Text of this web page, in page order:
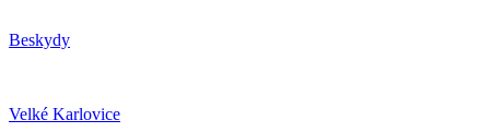
Beskydy
Velké Karlovice